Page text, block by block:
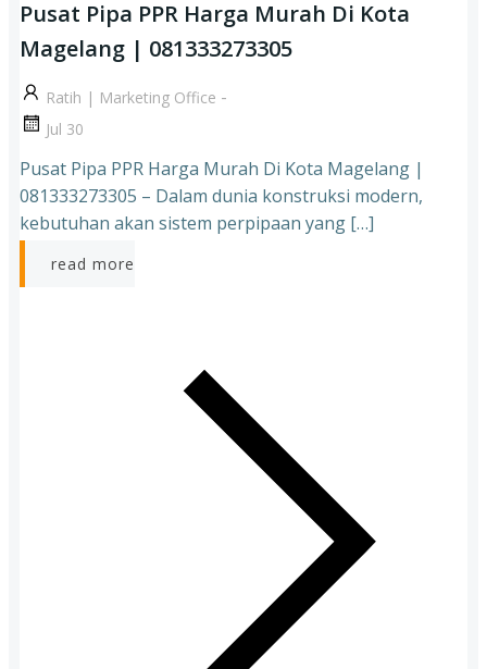
Pusat Pipa PPR Harga Murah Di Kota
Magelang | 081333273305
Ratih | Marketing Office -
Jul 30
Pusat Pipa PPR Harga Murah Di Kota Magelang |
081333273305 – Dalam dunia konstruksi modern,
kebutuhan akan sistem perpipaan yang […]
read more